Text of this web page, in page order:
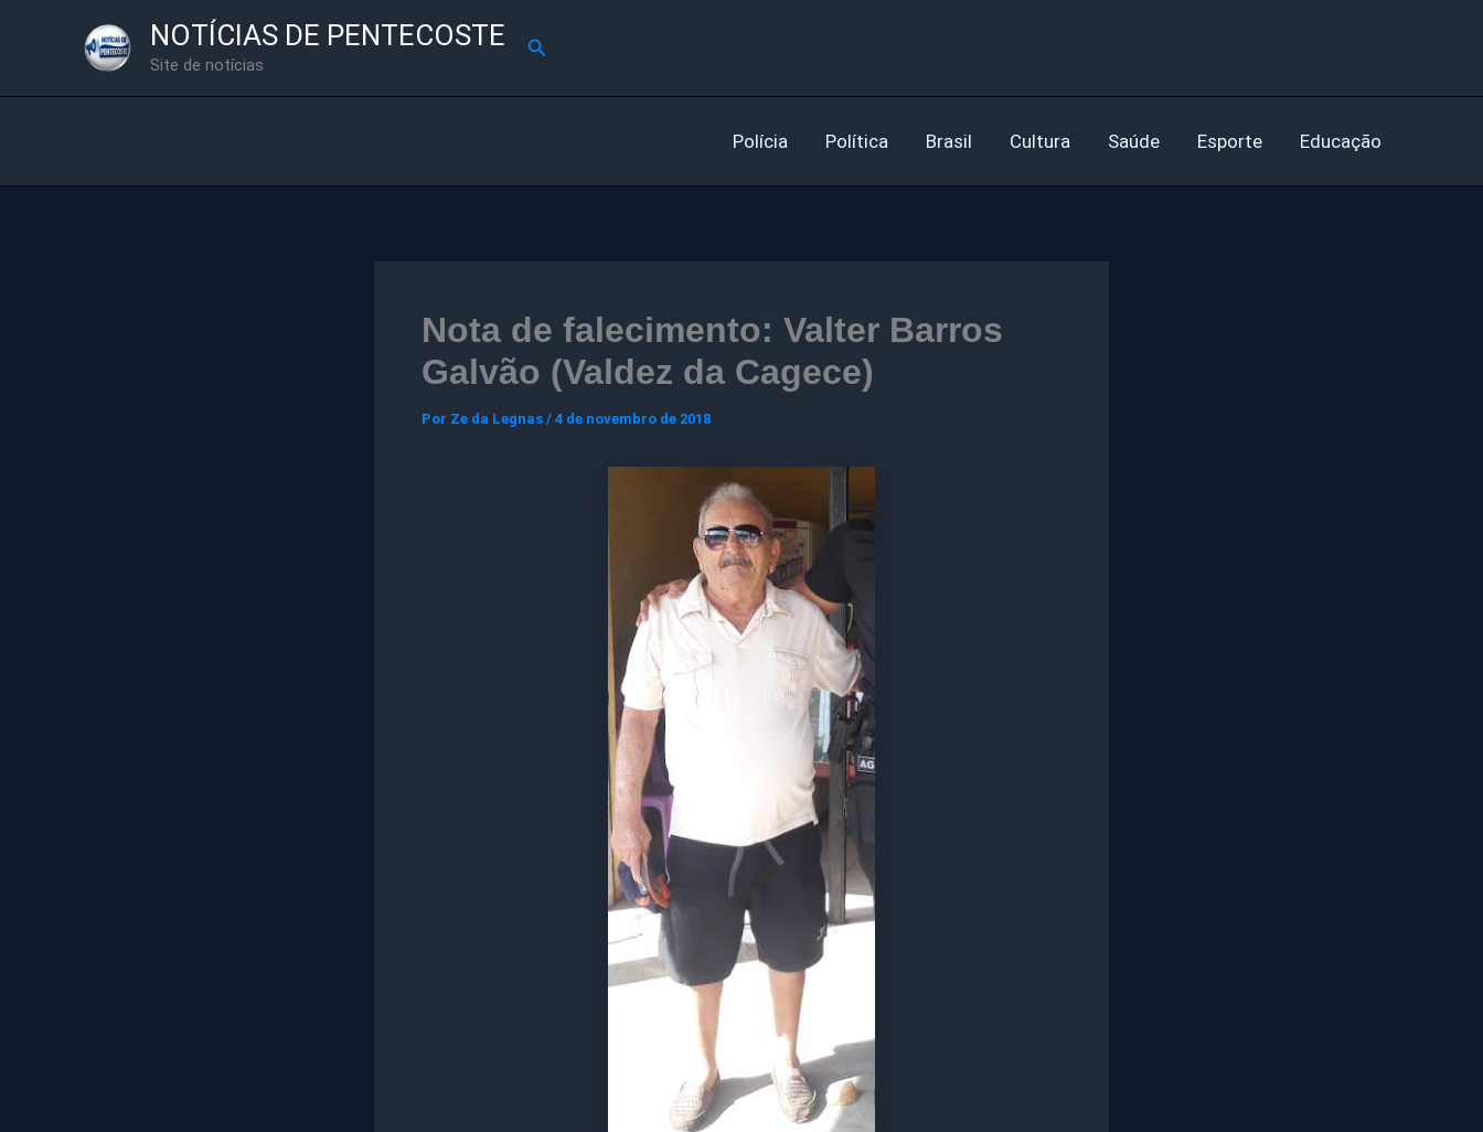
NOTÍCIAS DE PENTECOSTE
Site de notícias
Pesquisar
Polícia Política Brasil Cultura Saúde Esporte Educação
Nota de falecimento: Valter Barros
Galvão (Valdez da Cagece)
Por Ze da Legnas / 4 de novembro de 2018